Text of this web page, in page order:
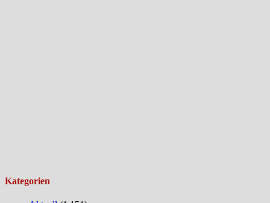
Kategorien